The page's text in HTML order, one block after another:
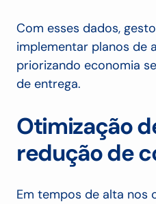
Com esses dados,
implementar planos de
priorizando economia
de entrega.
Otimização
redução de
Em tempos de alta nos